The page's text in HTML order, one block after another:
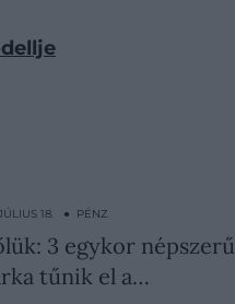
18. ● PÉNZ
3 egykor népszerű
tűnik el a…